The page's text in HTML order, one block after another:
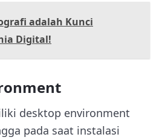
adalah Kunci
Digital!
desktop environment
pada saat instalasi